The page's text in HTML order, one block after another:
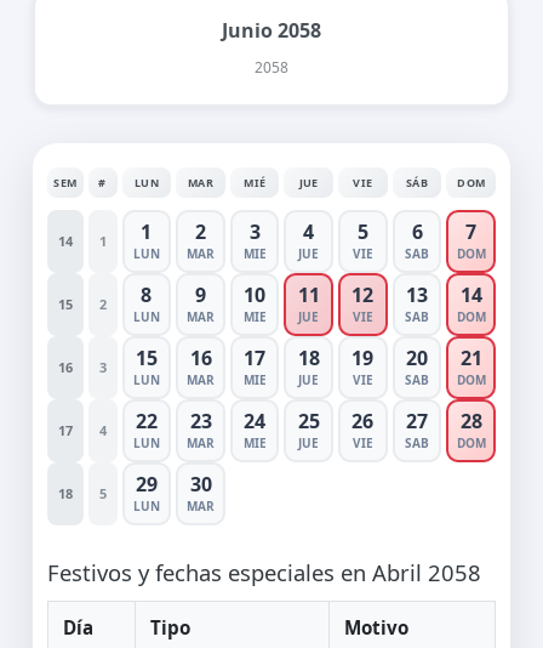
Junio 2058
2058
SEM # LUN MAR MIÉ JUE VIE SÁB DOM
14 1 1
LUN
2
MAR
3
MIE
4
JUE
5
VIE
6
SAB
7
DOM
15 2 8
LUN
9
MAR
10
MIE
11
JUE
12
VIE
13
SAB
14
DOM
16 3 15
LUN
16
MAR
17
MIE
18
JUE
19
VIE
20
SAB
21
DOM
17 4 22
LUN
23
MAR
24
MIE
25
JUE
26
VIE
27
SAB
28
DOM
18 5 29
LUN
30
MAR
Festivos y fechas especiales en Abril 2058
Día Tipo Motivo